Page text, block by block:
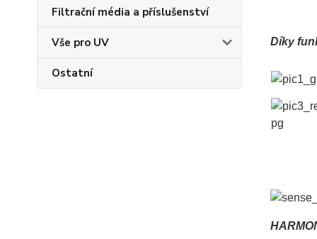
Filtrační média a příslušenství
Vše pro UV
Ostatní
Díky